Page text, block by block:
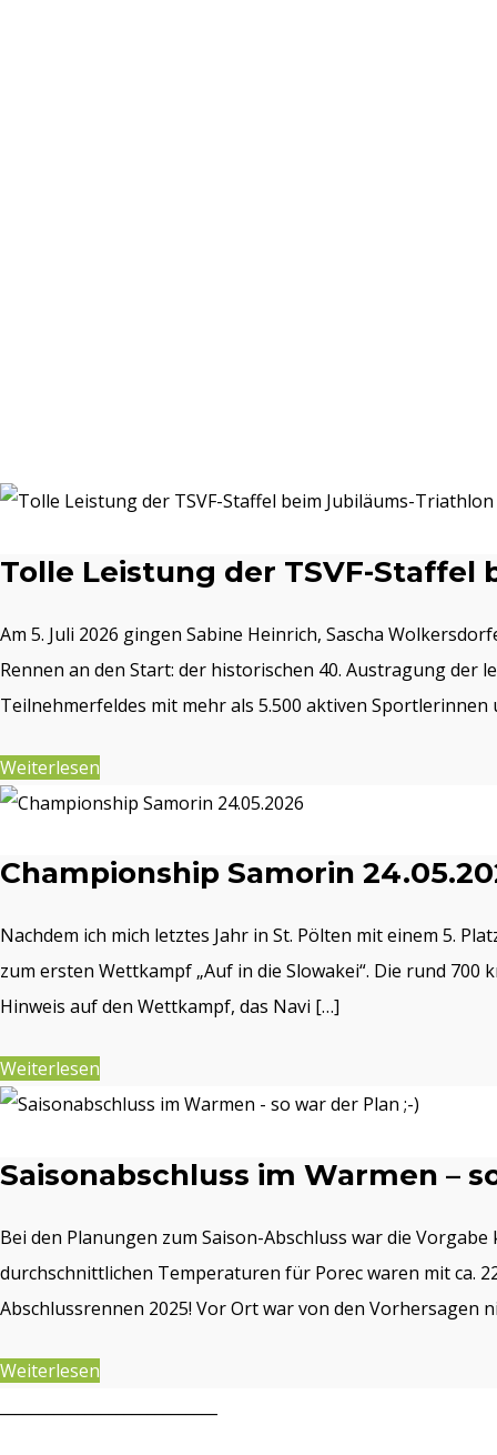
Tolle Leistung der TSVF-
Am 5. Juli 2026 gingen Sabine Heinrich, Sascha
Rennen an den Start: der historischen 40. Austragung der
Teilnehmerfeldes mit mehr als 5.500 aktiven
Weiterlesen
Championship Samorin
Nachdem ich mich letztes Jahr in St. Pölten mit einem 5.
zum ersten Wettkampf „Auf in die Slowakei“. Die rund
Hinweis auf den Wettkampf, das Navi […]
Weiterlesen
Saisonabschluss im Warmen –
Bei den Planungen zum Saison-Abschluss war die
durchschnittlichen Temperaturen für Porec waren mit ca.
Abschlussrennen 2025! Vor Ort war von den Vorhersagen
Weiterlesen